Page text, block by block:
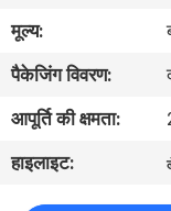
कारखाना
भ्रमण
मूल्य:
पैकेजिंग विवरण:
आपूर्ति की क्षमता:
हाइलाइट: